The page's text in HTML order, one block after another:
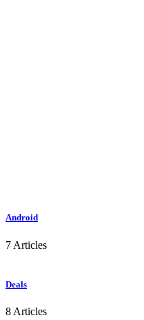
Android
7 Articles
Deals
8 Articles